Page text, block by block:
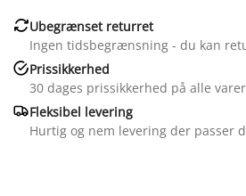
Ubegrænset returret
Ingen tidsbegrænsning - du kan
Prissikkerhed
30 dages prissikkerhed på alle varer
Fleksibel levering
Hurtig og nem levering der passer